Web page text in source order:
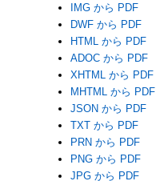
IMG から PDF
DWF から PDF
HTML から PDF
ADOC から PDF
XHTML から PDF
MHTML から PDF
JSON から PDF
TXT から PDF
PRN から PDF
PNG から PDF
JPG から PDF